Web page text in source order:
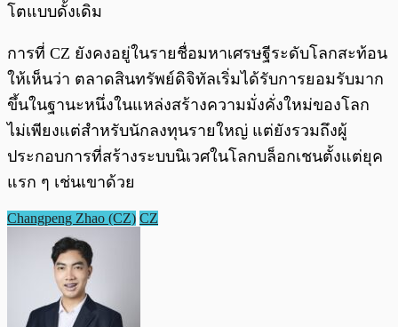
โตแบบดั้งเดิม
การที่ CZ ยังคงอยู่ในรายชื่อมหาเศรษฐีระดับโลกสะท้อน
ให้เห็นว่า ตลาดสินทรัพย์ดิจิทัลเริ่มได้รับการยอมรับมาก
ขึ้นในฐานะหนึ่งในแหล่งสร้างความมั่งคั่งใหม่ของโลก
ไม่เพียงแต่สำหรับนักลงทุนรายใหญ่ แต่ยังรวมถึงผู้
ประกอบการที่สร้างระบบนิเวศในโลกบล็อกเชนตั้งแต่ยุค
แรก ๆ เช่นเขาด้วย
Changpeng Zhao (CZ) CZ